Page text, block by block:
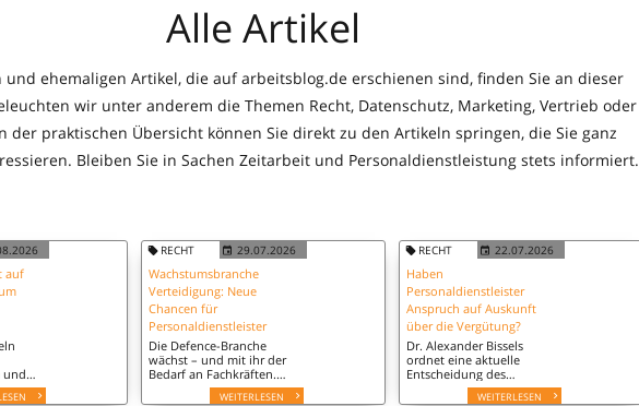
Alle Artikel
und ehemaligen Artikel, die auf arbeitsblog.de erschienen sind, finden Sie an dieser
wir unter anderem die Themen Recht, Datenschutz, Marketing, Vertrieb oder
der praktischen Übersicht können Sie direkt zu den Artikeln springen, die Sie ganz
Bleiben Sie in Sachen Zeitarbeit und Personaldienstleistung stets informiert.
auf
und
ein.
RECHT 29.07.2026
Wachstumsbranche
Verteidigung: Neue
Chancen für
Personaldienstleister
Die Defence-Branche
wächst – und mit ihr der
Bedarf an Fachkräften.
Welche Rolle spielen
Personaldienstleister
WEITERLESEN
RECHT 22.07.2026
Haben
Personaldienstleister
Anspruch auf Auskunft
über die Vergütung?
Dr. Alexander Bissels
ordnet eine aktuelle
Entscheidung des
Landgerichts Köln ein, die
sich mit der Durchsetzung
WEITERLESEN